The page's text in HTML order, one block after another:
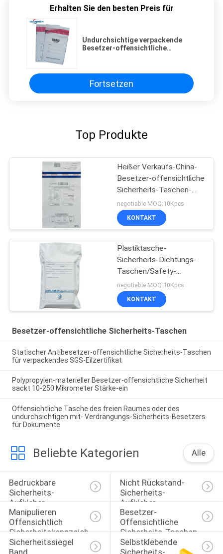
Erhalten Sie den besten Preis für
Undurchsichtige verpackende
Besetzer-offensichtliche
Plastikselbstdichtung
Fortsetzen
Top Produkte
Heißer Verkaufs-China-
Besetzer-offensichtliche
Sicherheits-Taschen-
Fabrik
negotiable MOQ:10Kpcs
KONTAKT
Plastiktasche-
Sicherheits-Dichtungs-
Taschen/Safety-
Ablagerungs-
Taschen-/Besetzer-
Beweis-Ablagerungs-
negotiable MOQ:10Kpcs
KONTAKT
Besetzer-offensichtliche Sicherheits-Taschen
Statischer Antibesetzer-offensichtliche Sicherheits-Taschen
für verpackendes SGS-Eilzertifikat
Polypropylen-materieller Besetzer-offensichtliche Sicherheit
sackt 10-250 Mikrometer Stärke-ein
Offensichtliche Tasche des freien Raumes oder des
undurchsichtigen mit- Verdrängungs-Sicherheits-Besetzers
für Dokumente
Beliebte Kategorien Alle
Bedruckbare
Sicherheits-
Aufkleber
Nicht Rückstand-
Sicherheits-
Aufkleber
Manipulieren
Offensichtlich
Sicherheitskennzeichen
Besetzer-
Offensichtliche
Sicherheits-Taschen
Sicherheitssiegel
Selbstklebende